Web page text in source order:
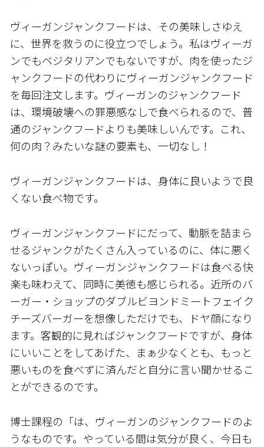
ヴィーガンジャンクフードは、その美味しさゆえ
に、世界を救うのに役立つでしょう。私はヴィーガ
ンでもベジタリアンでもないですが、肉を使ったジ
ャンクフードの代わりにヴィーガンジャンクフード
を毎回注文します。ヴィーガンのジャンクフード
は、環境破壊への罪悪感なしで食べられるので、普
通のジャンクフードよりも美味しいんです。これ、
何の肉？みたいな謎の要素も、一切なし！
ヴィーガンジャンクフードは、身体に良いようで良
くない食べ物です。
ヴィーガンジャンクフードにだって、動脈を詰まら
せるジャンクがたくさん入っているのに、体に悪く
ないっぽい。ヴィーガンジャンクフードは食べる快
楽も味わえて、同時に美徳も感じられる。近所のバ
ーガー・ショップのダブルビヨンドミートフェイク
チーズバーガーを想像しただけでも、ドヤ顔になり
ます。客観的に見ればジャンクフードですが、身体
にいいことをしてあげた、まぁ少なくとも、もっと
悪いものを食べずに済んだと自分に言い聞かせるこ
とができるのです。
博士課程の「は、ヴィーガンのジャンクフードのよ
うなものです。やっている間は気分が良く、今日も